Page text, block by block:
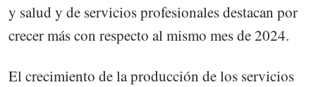
y salud y de servicios profesionales destacan por
crecer más con respecto al mismo mes de 2024.
El crecimiento de la producción de los servicios